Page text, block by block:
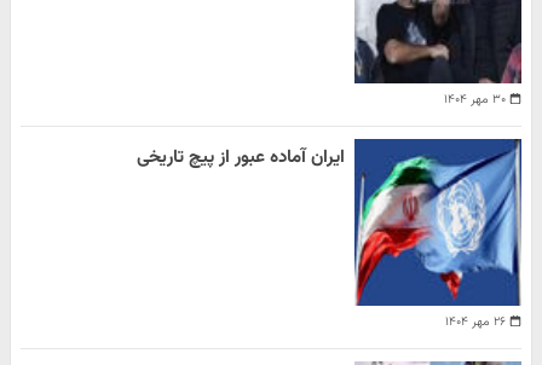
۳۰ مهر ۱۴۰۴
۲۶ مهر ۱۴۰۴
ایران آماده عبور از پیچ تاریخی